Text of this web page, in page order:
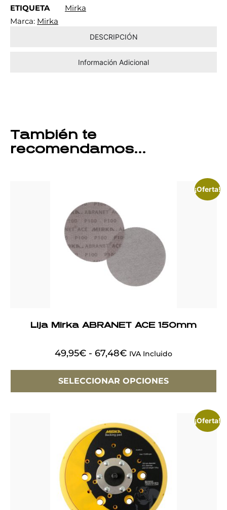
ETIQUETA
Mirka
Marca: Mirka
DESCRIPCIÓN
Información Adicional
También te
recomendamos…
¡Oferta!
Lija Mirka ABRANET ACE 150mm
49,95€ - 67,48€ IVA Incluido
SELECCIONAR OPCIONES
¡Oferta!